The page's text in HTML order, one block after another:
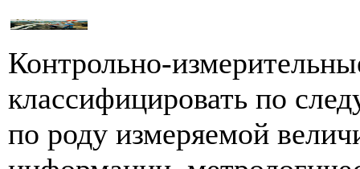
Контрольно-
классифицировать по
по роду измеряемой